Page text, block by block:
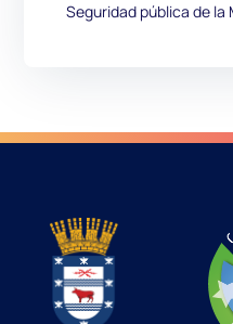
Seguridad pública de la